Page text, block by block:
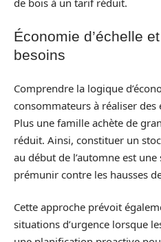
Économie d’échelle
besoins
Comprendre la logique
consommateurs à réaliser
Plus une famille achète de
réduit. Ainsi, constituer un
au début de l’automne est
prémunir contre les hausses
Cette approche prévoit
situations d’urgence lorsque